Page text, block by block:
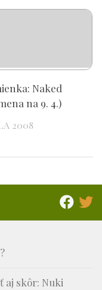
Naked
na 9. 4.)
2008
aj skôr: Nuki